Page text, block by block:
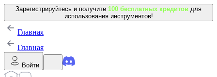
Зарегистрируйтесь и получите 100 бесплатных кредитов для
использования инструментов!
Главная
Главная
Войти